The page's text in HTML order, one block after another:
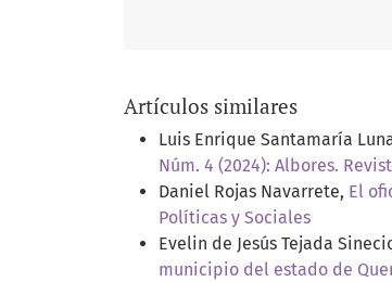
Artículos similares
Luis Enrique Santamaría
Núm. 4 (2024): Albores.
Daniel Rojas Navarrete, El
Políticas y Sociales
Evelin de Jesús Tejada
municipio del estado de